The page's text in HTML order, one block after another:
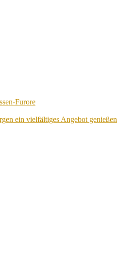
Furore
ein vielfältiges Angebot genießen